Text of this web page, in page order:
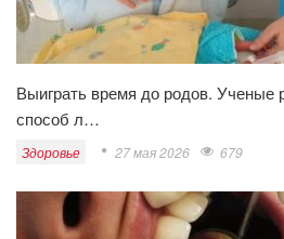
Выиграть время до родов. Ученые
способ л…
Здоровье 27 мая 2026 679